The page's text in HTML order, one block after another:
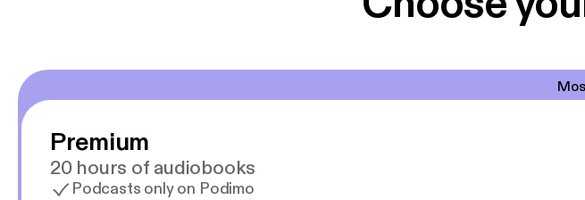
Premium
20 hours of audiobooks
Podcasts only on Podimo